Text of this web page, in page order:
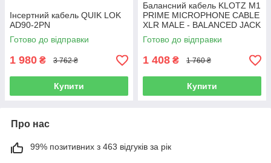
Інсертний кабель QUIK LOK
AD90-2PN
Готово до відправки
1 980 ₴ 3 762 ₴
Купити
Балансний кабель KLOTZ M1
PRIME MICROPHONE CABLE
XLR MALE - BALANCED JACK
5 M
Готово до відправки
1 408 ₴ 1 760 ₴
Купити
Про нас
99% позитивних з 463 відгуків за рік